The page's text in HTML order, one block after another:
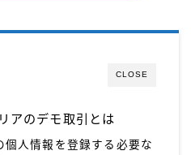
CLOSE
アのデモ取引とは
個人情報を登録する必要な